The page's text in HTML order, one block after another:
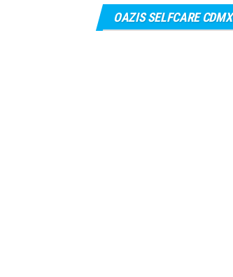
OAZIS SELFCARE CDMX